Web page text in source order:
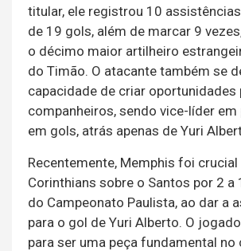
titular, ele registrou 10
de 19 gols, além de marcar 9
o décimo maior artilheiro
do Timão. O atacante também se
capacidade de criar oportunidades
companheiros, sendo vice-líder
em gols, atrás apenas de Yuri
Recentemente, Memphis foi
Corinthians sobre o Santos por 2 a
do Campeonato Paulista, ao dar a
para o gol de Yuri Alberto. O
para ser uma peça fundamental